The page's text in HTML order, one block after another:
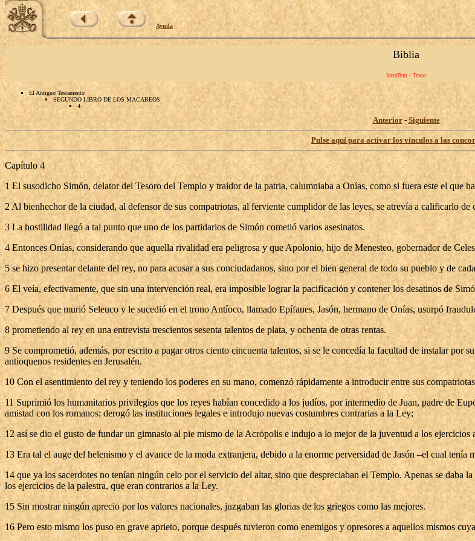
Ayuda
Biblia
IntraText - Texto
El Antiguo Testamento
SEGUNDO LIBRO DE LOS MACABEOS
4
Anterior- Siguiente
Pulse aquí para activar los vínculos a las
Capítulo 4
1 El susodicho Simón, delator del Tesoro del Templo y traidor de la patria, calumniaba a Onías, como si fuera este el que
2 Al bienhechor de la ciudad, al defensor de sus compatriotas, al ferviente cumplidor de las leyes, se atrevía a calificarlo de
3 La hostilidad llegó a tal punto que uno de los partidarios de Simón cometió varios asesinatos.
4 Entonces Onías, considerando que aquella rivalidad era peligrosa y que Apolonio, hijo de Menesteo, gobernador de
5 se hizo presentar delante del rey, no para acusar a sus conciudadanos, sino por el bien general de todo su pueblo y de
6 El veía, efectivamente, que sin una intervención real, era imposible lograr la pacificación y contener los desatinos de
7 Después que murió Seleuco y le sucedió en el trono Antíoco, llamado Epífanes, Jasón, hermano de Onías, usurpó
8 prometiendo al rey en una entrevista trescientos sesenta talentos de plata, y ochenta de otras rentas.
9 Se comprometió, además, por escrito a pagar otros ciento cincuenta talentos, si se le concedía la facultad de instalar
antioquenos residentes en Jerusalén.
10 Con el asentimiento del rey y teniendo los poderes en su mano, comenzó rápidamente a introducir entre sus
11 Suprimió los humanitarios privilegios que los reyes habían concedido a los judíos, por intermedio de Juan, padre de
amistad con los romanos; derogó las instituciones legales e introdujo nuevas costumbres contrarias a la Ley;
12 así se dio el gusto de fundar un gimnasio al pie mismo de la Acrópolis e indujo a lo mejor de la juventud a los ejercicios
13 Era tal el auge del helenismo y el avance de la moda extranjera, debido a la enorme perversidad de Jasón –el cual tenía
14 que ya los sacerdotes no tenían ningún celo por el servicio del altar, sino que despreciaban el Templo. Apenas se daba
los ejercicios de la palestra, que eran contrarios a la Ley.
15 Sin mostrar ningún aprecio por los valores nacionales, juzgaban las glorias de los griegos como las mejores.
16 Pero esto mismo los puso en grave aprieto, porque después tuvieron como enemigos y opresores a aquellos mismos